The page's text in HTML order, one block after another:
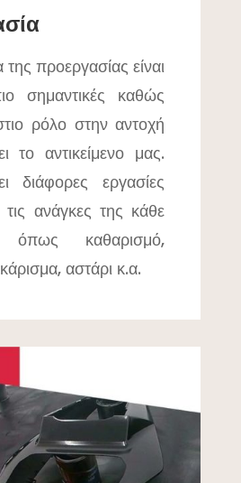
της προεργασίας είναι
σημαντικές καθώς
ρόλο στην αντοχή
το αντικείμενο μας.
διάφορες εργασίες
ανάγκες της κάθε
όπως καθαρισμό,
αστάρι κ.α.